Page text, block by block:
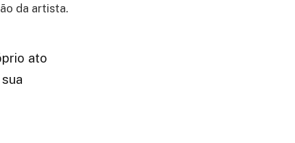
da artista.
ato